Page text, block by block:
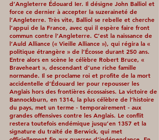
d’Angleterre Édouard Ier. Il désigne John Balliol et
force ce dernier à accepter la suzeraineté de
l’Angleterre. Très vite, Balliol se rebelle et cherche
l’appui de la France, avec qui il espère faire front
commun contre l’Angleterre. C’est la naissance de
l’Auld Alliance (« Vieille Alliance »), qui régira la «
politique étrangère » de l’Écosse durant 250 ans.
Entre alors en scène le célèbre Robert Bruce, «
Braveheart », descendant d’une riche famille
normande. Il se proclame roi et profite de la mort
accidentelle d’Édouard Ier pour repousser les
Anglais hors des frontières écossaises. La victoire de
Bannockburn, en 1314, la plus célèbre de l’histoire
du pays, met un terme - temporairement - aux
grandes offensives contre les Anglais. Le conflit
restera toutefois endémique jusqu’en 1357 et la
signature du traité de Berwick, qui met